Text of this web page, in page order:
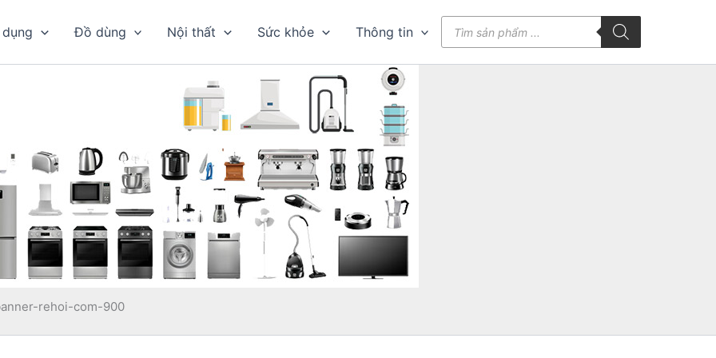
Đồ dùng Nội thất Sức khỏe Thông tin
kiếm
rehoi-com-900